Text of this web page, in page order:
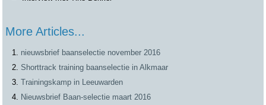
More Articles...
nieuwsbrief baanselectie november 2016
Shorttrack training baanselectie in Alkmaar
Trainingskamp in Leeuwarden
Nieuwsbrief Baan-selectie maart 2016